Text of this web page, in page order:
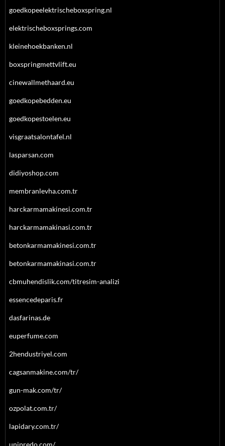
goedkopeelektrischeboxspring.nl
elektrischeboxsprings.com
kleinehoekbanken.nl
boxspringmettvlift.eu
cinewallmethaard.eu
goedkopebedden.eu
goedkopestoelen.eu
visgraatsalontafel.nl
lasparsan.com
didiyoshop.com
membranlevha.com.tr
harckarmamakinesi.com.tr
harckarmamakinasi.com.tr
betonkarmamakinesi.com.tr
betonkarmamakinasi.com.tr
cbmuhendislik.com/titresim-analizi
essencedeparis.fr
dasfarinas.de
euperfume.com
2hendustriyel.com
cagsanmakine.com/tr/
gun-mak.com/tr/
ozpolat.com.tr/
lapidary.com.tr/
unipredo.com/